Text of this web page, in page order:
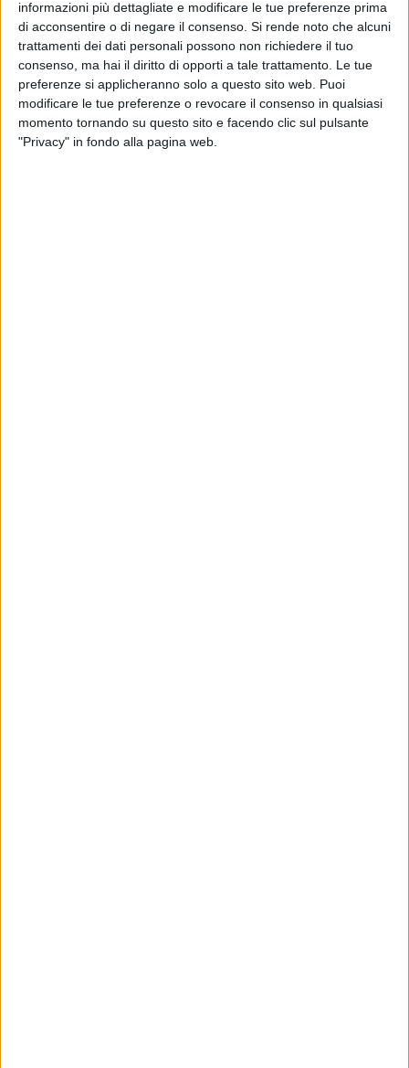
informazioni più dettagliate e modificare le tue preferenze prima
di acconsentire o di negare il consenso. Si rende noto che alcuni
trattamenti dei dati personali possono non richiedere il tuo
consenso, ma hai il diritto di opporti a tale trattamento. Le tue
preferenze si applicheranno solo a questo sito web. Puoi
modificare le tue preferenze o revocare il consenso in qualsiasi
momento tornando su questo sito e facendo clic sul pulsante
"Privacy" in fondo alla pagina web.
diagnostiche per la verifica delle componenti strutturali
residue dell'edificio crollato in via De Amicis a Bari il 5 marzo
2025, nella giornata di lunedì 13 aprile sarà istituita la
chiusura temporanea al traffico veicolare nei seguenti tratti:
via Pinto, nel tratto compreso tra via Fornelli e via De
Amicis